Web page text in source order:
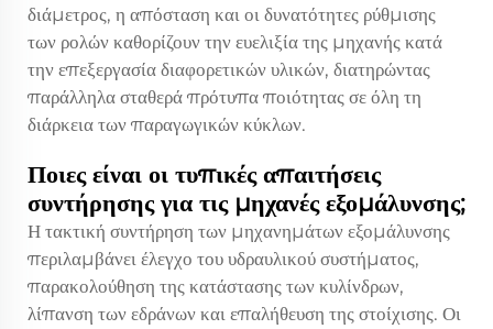
διάμετρος, η απόσταση και οι δυνατότητες ρύθμισης
των ρολών καθορίζουν την ευελιξία της μηχανής κατά
την επεξεργασία διαφορετικών υλικών, διατηρώντας
παράλληλα σταθερά πρότυπα ποιότητας σε όλη τη
διάρκεια των παραγωγικών κύκλων.
Ποιες είναι οι τυπικές απαιτήσεις
συντήρησης για τις μηχανές εξομάλυνσης;
Η τακτική συντήρηση των μηχανημάτων εξομάλυνσης
περιλαμβάνει έλεγχο του υδραυλικού συστήματος,
παρακολούθηση της κατάστασης των κυλίνδρων,
λίπανση των εδράνων και επαλήθευση της στοίχισης. Οι